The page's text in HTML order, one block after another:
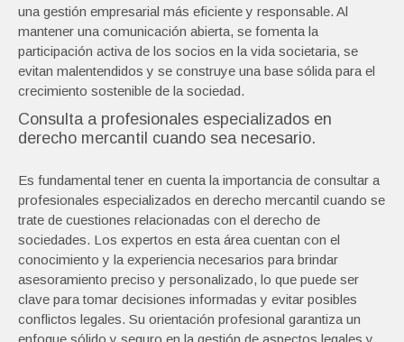
una gestión empresarial más eficiente y responsable. Al
mantener una comunicación abierta, se fomenta la
participación activa de los socios en la vida societaria, se
evitan malentendidos y se construye una base sólida para el
crecimiento sostenible de la sociedad.
Consulta a profesionales especializados en
derecho mercantil cuando sea necesario.
Es fundamental tener en cuenta la importancia de consultar a
profesionales especializados en derecho mercantil cuando se
trate de cuestiones relacionadas con el derecho de
sociedades. Los expertos en esta área cuentan con el
conocimiento y la experiencia necesarios para brindar
asesoramiento preciso y personalizado, lo que puede ser
clave para tomar decisiones informadas y evitar posibles
conflictos legales. Su orientación profesional garantiza un
enfoque sólido y seguro en la gestión de aspectos legales y